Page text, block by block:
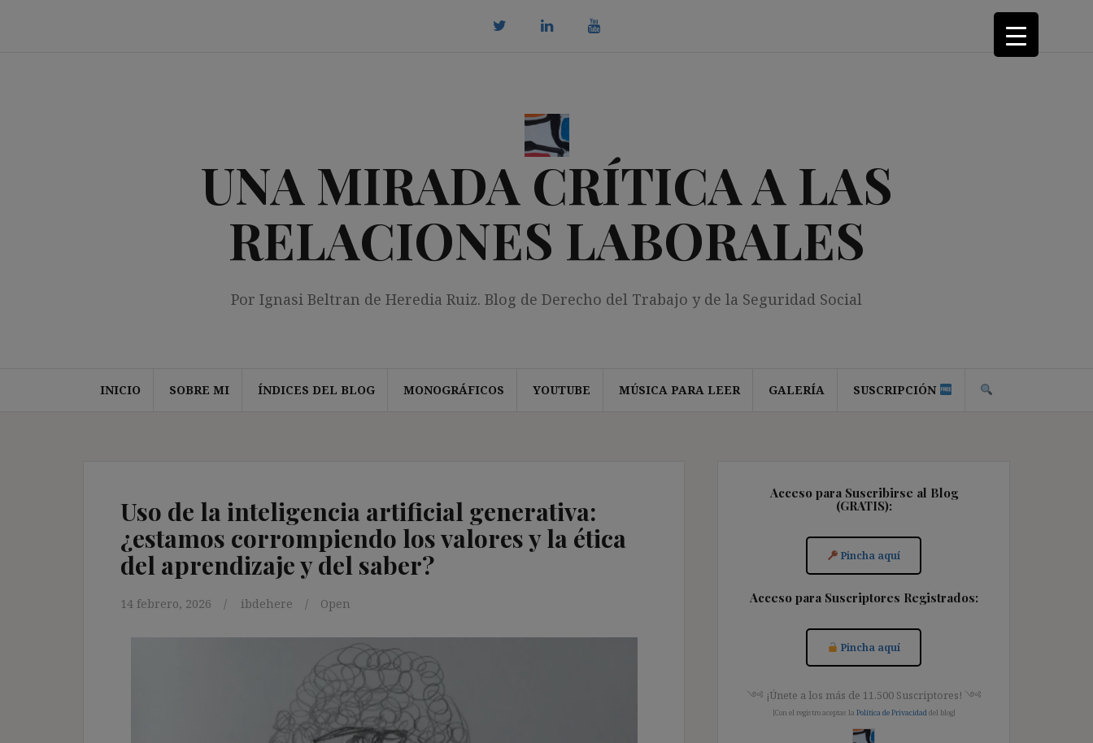
UNA MIRADA CRÍTICA A LAS
RELACIONES LABORALES
Por Ignasi Beltran de Heredia Ruiz. Blog de Derecho del Trabajo y de la Seguridad Social
INICIO SOBRE MI ÍNDICES DEL BLOG MONOGRÁFICOS YOUTUBE MÚSICA PARA LEER GALERÍA SUSCRIPCIÓN
Uso de la inteligencia artificial generativa:
¿estamos corrompiendo los valores y la ética
del aprendizaje y del saber?
14 febrero, 2026 ibdehere Open
Acceso para Suscribirse al Blog
(GRATIS):
Pincha aquí
Acceso para Suscriptores Registrados:
Pincha aquí
༺ ¡Únete a los más de 11.500 Suscriptores! ༺
[Con el registro aceptas la Política de Privacidad del blog]